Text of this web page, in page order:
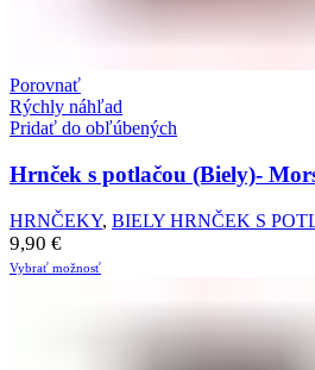
Porovnať
Rýchly náhľad
Pridať do obľúbených
Hrnček s potlačou (Biely)-
HRNČEKY, BIELY HRNČEK S
9,90 €
Vybrať možnosť